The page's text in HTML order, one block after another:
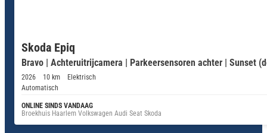
Skoda Epiq
Bravo | Achteruitrijcamera | Parkeersensoren achter | Sunset
2026 10 km
Elektrisch
Automatisch
ONLINE SINDS VANDAAG
Broekhuis Haarlem Volkswagen Audi Seat Skoda